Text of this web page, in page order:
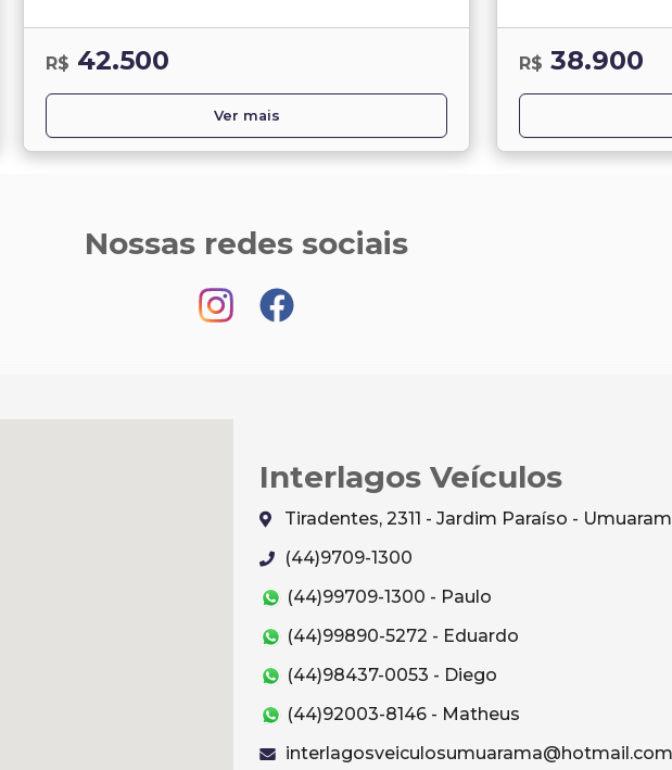
R$ 42.500
Ver mais
R$ 38.900
Nossas redes sociais
Interlagos Veículos
Tiradentes, 2311 - Jardim Paraíso -
(44)9709-1300
(44)99709-1300 - Paulo
(44)99890-5272 - Eduardo
(44)98437-0053 - Diego
(44)92003-8146 - Matheus
interlagosveiculosumuarama@hotmail.com